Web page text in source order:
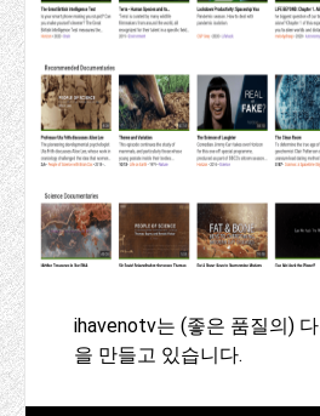
ihavenotv는 (좋은 품질의)
을 만들고 있습니다.